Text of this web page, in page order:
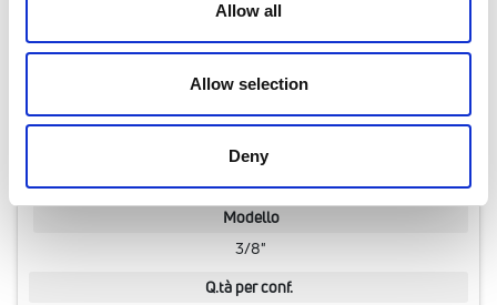
Allow all
Allow selection
Deny
Dati tecnici
- Filettatura UNI EN ISO 228-1
- Temperatura massima: +120 °C
Modello
3/8"
Q.tà per conf.